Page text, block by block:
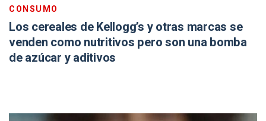
CONSUMO
Los cereales de Kellogg’s y otras marcas se
venden como nutritivos pero son una bomba
de azúcar y aditivos